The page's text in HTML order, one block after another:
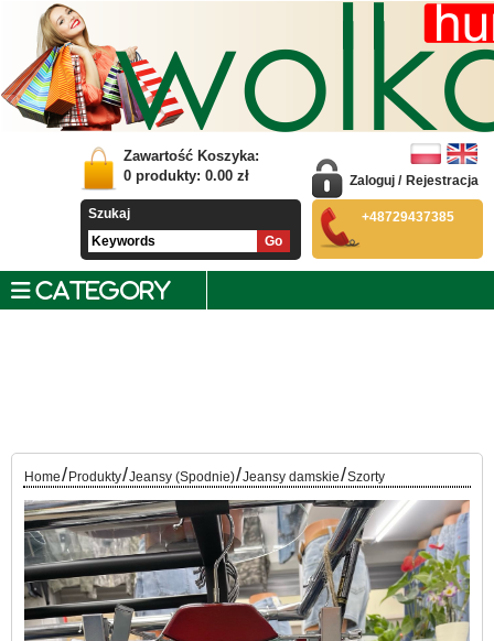
Zawartość Koszyka:
0 produkty: 0.00 zł
Szukaj
Zaloguj / Rejestracja
+48729437385
CATEGORY
Home/ Produkty/Jeansy (Spodnie)/Jeansy damskie/Szorty